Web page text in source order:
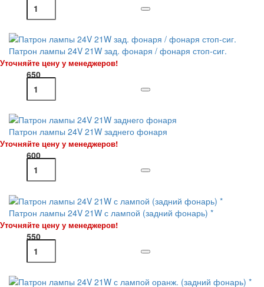
Патрон лампы 24V 21W зад. фонаря / фонаря стоп-сиг.
Уточняйте цену у менеджеров!
650
Патрон лампы 24V 21W заднего фонаря
Уточняйте цену у менеджеров!
600
Патрон лампы 24V 21W с лампой (задний фонарь) *
Уточняйте цену у менеджеров!
550